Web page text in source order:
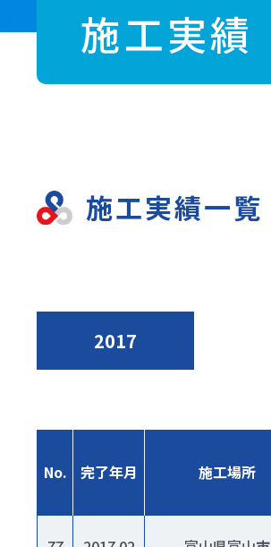
施工実績
施工実績一覧
2017
No. 完了年月 施工場所